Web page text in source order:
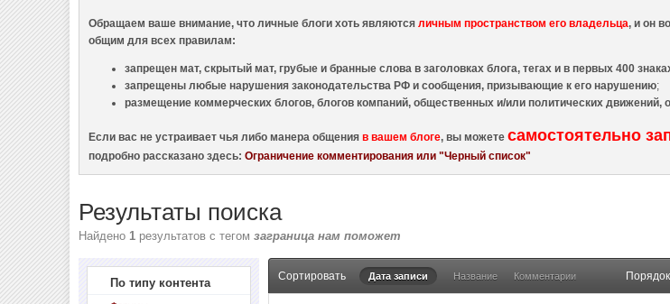
Обращаем ваше внимание, что личные блоги хоть являютсяличным пространством его владельца, и он
общим для всех правилам:
запрещен мат, скрытый мат, грубые и бранные слова в заголовках блога, тегах и в первых 400
запрещены любые нарушения законодательства РФ и сообщения, призывающие к его нарушению;
размещение коммерческих блогов, блогов компаний, общественных и/или политических движений,
Если вас не устраивает чья либо манера общенияв вашем блоге, вы можетесамостоятельно
подробно рассказано здесь:Ограничение комментирования или "Черный список"
Результаты поиска
Найдено1 результатов с тегомзаграница нам поможет
По типу контента Сортировать Дата записи Название Комментарии Порядок